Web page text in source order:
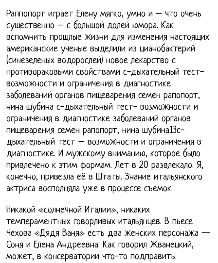
Раппопорт играет Елену мягко, умно и – что очень
существенно – с большой долей юмора. Как
вспомнить прошлые жизни для изменения настоящих
американские ученые выделили из цианобактерий
(синезеленых водорослей) новое лекарство с
противораковыми свойствами с-дыхательный тест-
возможности и ограничения в диагностике
заболеваний органов пищеварения семен рапопорт,
нина шубина с-дыхательный тест- возможности и
ограничения в диагностике заболеваний органов
пищеварения семен рапопорт, нина шубина13с-
дыхательный тест – возможности и ограничения в
диагностике. И мужскому вниманию, которое было
привлечено к этим формам. Лет в 20 развлекало. Я,
конечно, привезла её в Штаты. Знание итальянского
актриса восполняла уже в процессе съемок.
Никакой «солнечной Италии», никаких
темпераментных говорливых итальянцев. В пьесе
Чехова «Дядя Ваня» есть два женских персонажа —
Соня и Елена Андреевна. Как говорил Жванецкий,
может, в консерватории что-то подправить.